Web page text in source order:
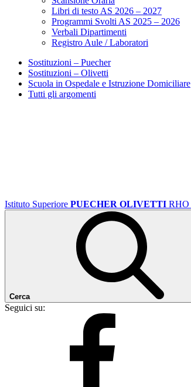
Libri di testo AS 2026 – 2027
Programmi Svolti AS 2025 – 2026
Verbali Dipartimenti
Registro Aule / Laboratori
Sostituzioni – Puecher
Sostituzioni – Olivetti
Scuola in Ospedale e Istruzione Domiciliare
Tutti gli argomenti
Istituto Superiore PUECHER OLIVETTI RHO
Cerca
Seguici su: